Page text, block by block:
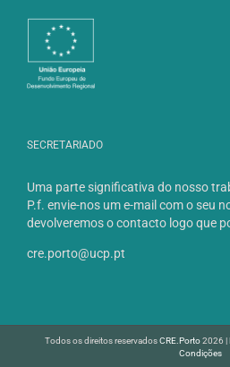
SECRETARIADO
Uma parte significativa do nosso
P.f. envie-nos um e-mail com o seu
devolveremos o contacto logo que
cre.porto@ucp.pt
Todos os direitos reservadosCRE.Porto2026 |
Condições